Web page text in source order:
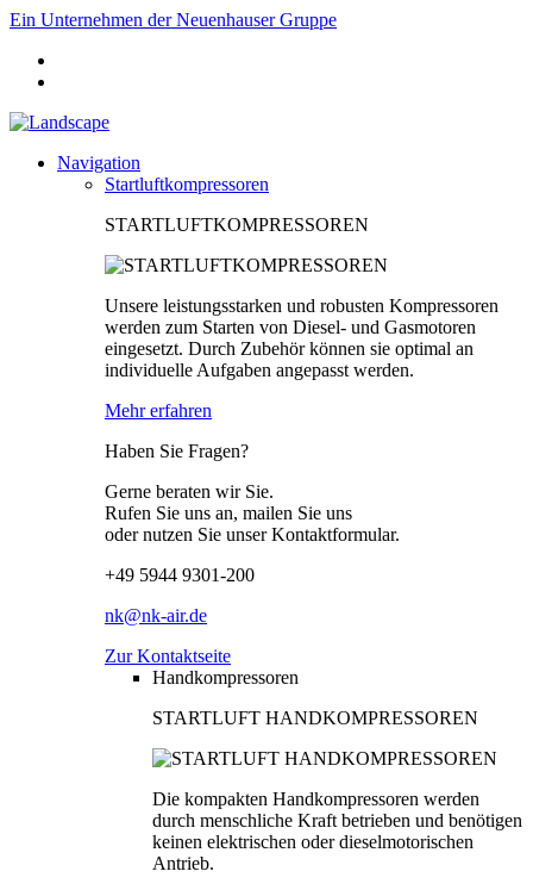
Ein Unternehmen der Neuenhauser Gruppe
Navigation
Startluftkompressoren
STARTLUFTKOMPRESSOREN
Unsere leistungsstarken und robusten Kompressoren
werden zum Starten von Diesel- und Gasmotoren
eingesetzt. Durch Zubehör können sie optimal an
individuelle Aufgaben angepasst werden.
Mehr erfahren
Haben Sie Fragen?
Gerne beraten wir Sie.
Rufen Sie uns an, mailen Sie uns
oder nutzen Sie unser Kontaktformular.
+49 5944 9301-200
nk@nk-air.de
Zur Kontaktseite
Handkompressoren
STARTLUFT HANDKOMPRESSOREN
Die kompakten Handkompressoren werden
durch menschliche Kraft betrieben und benötigen
keinen elektrischen oder dieselmotorischen
Antrieb.